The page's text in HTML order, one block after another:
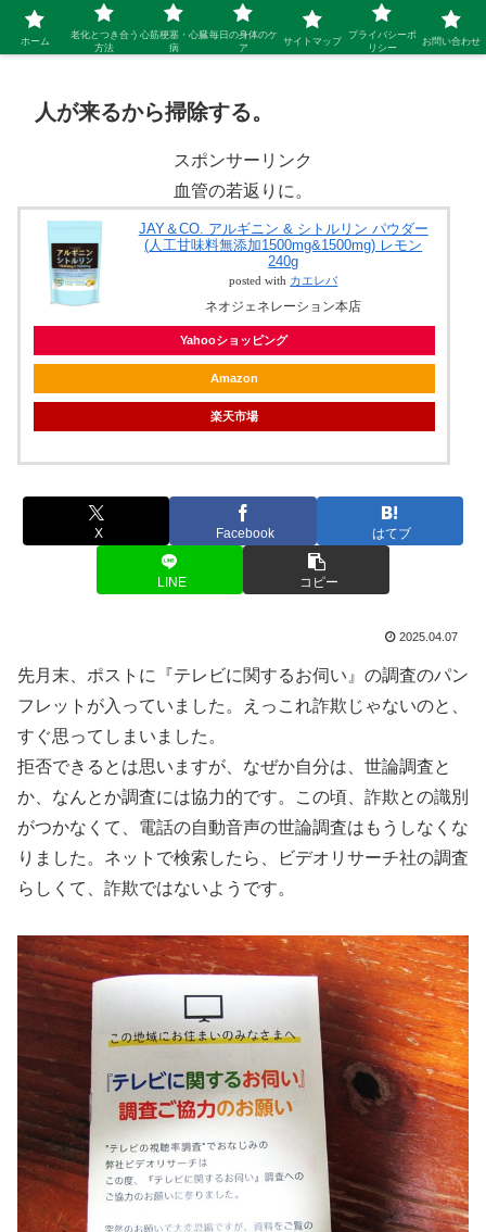
シニア 新しい人生を開拓するブログ
人が来るから掃除する。
スポンサーリンク
血管の若返りに。
JAY＆CO. アルギニン & シトルリン パウダー
(人工甘味料無添加1500mg&1500mg) レモン
240g
posted with カエレバ
ネオジェネレーション本店
Yahooショッピング
Amazon
楽天市場
X Facebook はてブ
LINE コピー
2025.04.07
先月末、ポストに『テレビに関するお伺い』の調査のパン
フレットが入っていました。えっこれ詐欺じゃないのと、
すぐ思ってしまいました。
拒否できるとは思いますが、なぜか自分は、世論調査と
か、なんとか調査には協力的です。この頃、詐欺との識別
がつかなくて、電話の自動音声の世論調査はもうしなくな
りました。ネットで検索したら、ビデオリサーチ社の調査
らしくて、詐欺ではないようです。
ホーム
老化とつき合う
方法
心筋梗塞・心臓
病
毎日の身体のケ
ア
サイトマップ
プライバシーポ
リシー
お問い合わせ